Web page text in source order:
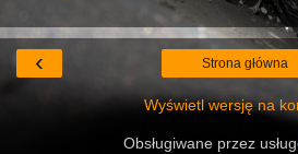
‹ Strona główna
Wyświetl wersję na
Obsługiwane przez